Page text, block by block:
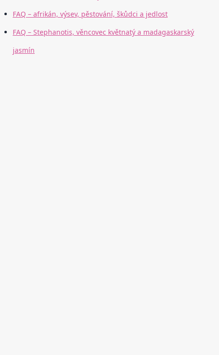
FAQ – afrikán, výsev, pěstování, škůdci a jedlost
FAQ – Stephanotis, věncovec květnatý a madagaskarský
jasmín